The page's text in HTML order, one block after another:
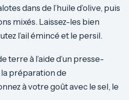
dans de l’huile d’olive, puis
mixés. Laissez-les bien
l’ail émincé et le persil.
terre à l’aide d’un presse-
préparation de
à votre goût avec le sel, le